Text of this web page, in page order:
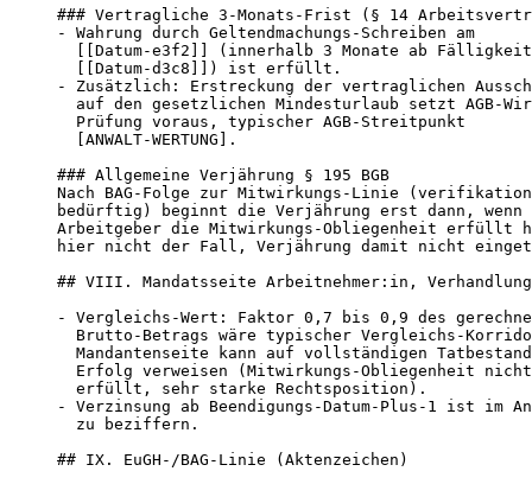
### Vertragliche 3-Monats-Frist (§ 14
- Wahrung durch Geltendmachungs-Schreiben am
[[Datum-e3f2]] (innerhalb 3 Monate ab
  [[Datum-d3c8]]) ist erfüllt.
- Zusätzlich: Erstreckung der vertraglichen
auf den gesetzlichen Mindesturlaub setzt AGB-
  Prüfung voraus, typischer AGB-Streitpunkt
  [ANWALT-WERTUNG].
### Allgemeine Verjährung § 195 BGB
Nach BAG-Folge zur Mitwirkungs-Linie
bedürftig) beginnt die Verjährung erst dann, wenn
Arbeitgeber die Mitwirkungs-Obliegenheit erfüllt
hier nicht der Fall, Verjährung damit nicht
## VIII. Mandatsseite Arbeitnehmer:in,
- Vergleichs-Wert: Faktor 0,7 bis 0,9 des
Brutto-Betrags wäre typischer Vergleichs-
Mandantenseite kann auf vollständigen
  Erfolg verweisen (Mitwirkungs-Obliegenheit nicht
  erfüllt, sehr starke Rechtsposition).
- Verzinsung ab Beendigungs-Datum-Plus-1 ist im
  zu beziffern.
## IX. EuGH-/BAG-Linie (Aktenzeichen)